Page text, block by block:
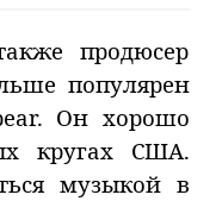
продюсер
популярен
Он хорошо
кругах США.
музыкой в